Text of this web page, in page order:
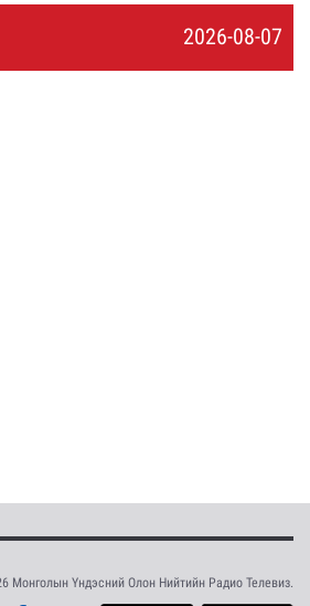
2026-08-07
Монголын Үндэсний Олон Нийтийн Радио Телевиз.